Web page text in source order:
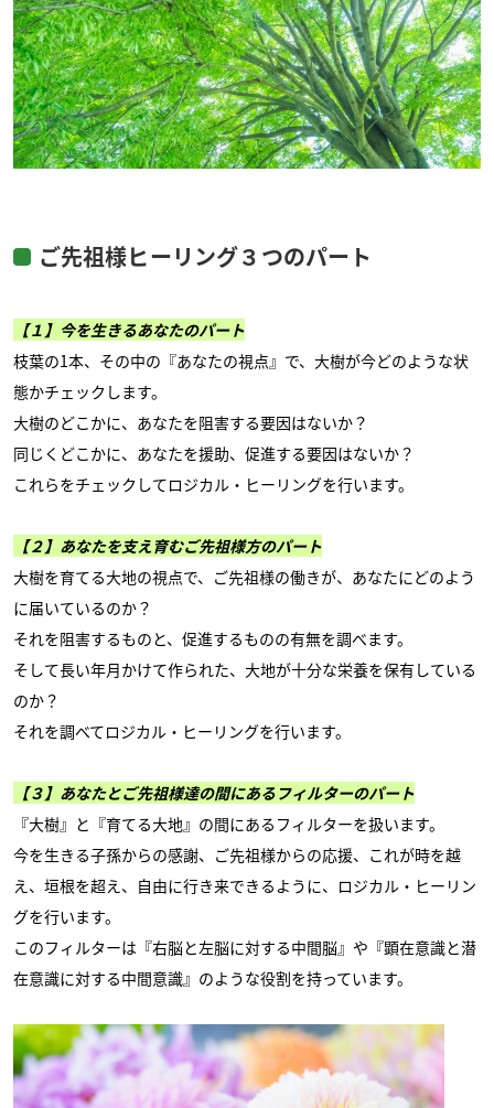
ご先祖様ヒーリング３つのパート
【１】今を生きるあなたのパート
枝葉の1本、その中の『あなたの視点』で、大樹が今どのような状
態かチェックします。
大樹のどこかに、あなたを阻害する要因はないか？
同じくどこかに、あなたを援助、促進する要因はないか？
これらをチェックしてロジカル・ヒーリングを行います。
【２】あなたを支え育むご先祖様方のパート
大樹を育てる大地の視点で、ご先祖様の働きが、あなたにどのよう
に届いているのか？
それを阻害するものと、促進するものの有無を調べます。
そして長い年月かけて作られた、大地が十分な栄養を保有している
のか？
それを調べてロジカル・ヒーリングを行います。
【３】あなたとご先祖様達の間にあるフィルターのパート
『大樹』と『育てる大地』の間にあるフィルターを扱います。
今を生きる子孫からの感謝、ご先祖様からの応援、これが時を越
え、垣根を超え、自由に行き来できるように、ロジカル・ヒーリン
グを行います。
このフィルターは『右脳と左脳に対する中間脳』や『顕在意識と潜
在意識に対する中間意識』のような役割を持っています。